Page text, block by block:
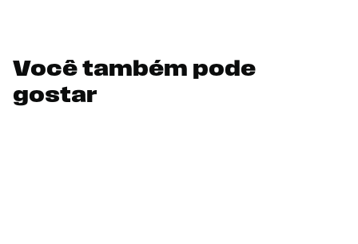
Você também pode
gostar